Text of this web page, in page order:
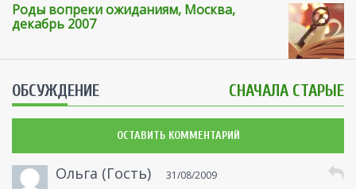
Роды вопреки ожиданиям, Москва,
декабрь 2007
ОБСУЖДЕНИЕ СНАЧАЛА СТАРЫЕ
ОСТАВИТЬ КОММЕНТАРИЙ
Ольга (Гость) 31/08/2009